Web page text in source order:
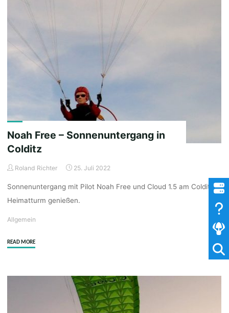
Noah Free – Sonnenuntergang in
Colditz
Roland Richter 25. Juli 2022
Sonnenuntergang mit Pilot Noah Free und Cloud 1.5 am Colditzer
Heimatturm genießen.
Allgemein
READ MORE"Noah
Sonnenuntergang